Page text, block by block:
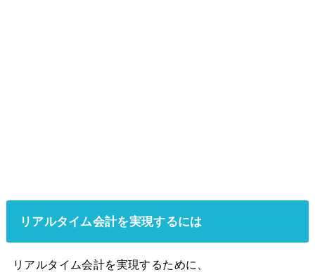
リアルタイム会計を実現するには
リアルタイム会計を実現するために、